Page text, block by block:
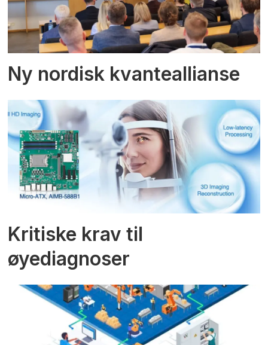
Ny nordisk kvanteallianse
Kritiske krav til
øyediagnoser